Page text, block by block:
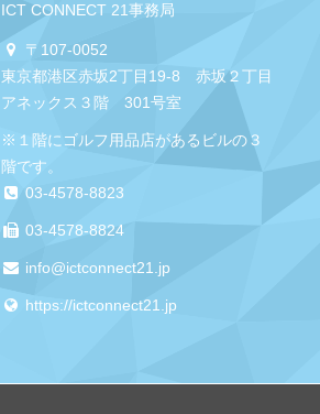
ICT CONNECT 21事務局
〒107-0052
東京都港区赤坂2丁目19-8 赤坂２丁目
アネックス３階 301号室
※１階にゴルフ用品店があるビルの３
階です。
03-4578-8823
03-4578-8824
info@ictconnect21.jp
https://ictconnect21.jp